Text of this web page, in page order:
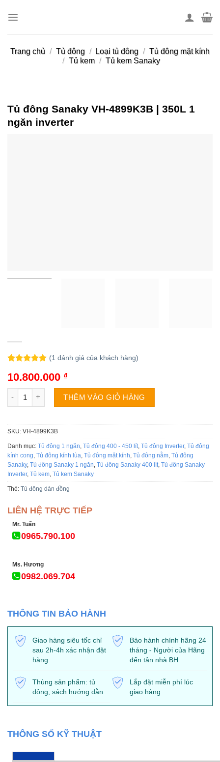
Trang chủ / Tủ đông / Loại tủ đông / Tủ đông mặt kính
/ Tủ kem / Tủ kem Sanaky
Tủ đông Sanaky VH-4899K3B | 350L 1
ngăn inverter
dựa trên
(1 đánh giá của khách hàng)
10.800.000 ₫
Tủ đông Sanaky VH-4899K3B | 350L 1 ngăn inverter số lượng
THÊM VÀO GIỎ HÀNG
SKU: VH-4899K3B
Danh mục: Tủ đông 1 ngăn Tủ đông 400 - 450 lít Tủ đông Inverter, Tủ đông
kính cong Tủ đông kính lùa Tủ đông mặt kính Tủ đông nằm Tủ đông
Sanaky, Tủ đông Sanaky 1 ngăn Tủ đông Sanaky 400 lít Tủ đông Sanaky
Inverter, Tủ kem Tủ kem Sanaky
Thẻ: Tủ đông dàn đồng
LIÊN HỆ TRỰC TIẾP
Mr. Tuấn
0965.790.100
Ms. Hương
0982.069.704
THÔNG TIN BẢO HÀNH
Giao hàng siêu tốc chỉ
sau 2h-4h xác nhận đặt
hàng
Bảo hành chính hãng 24
tháng - Người của Hãng
đến tận nhà BH
Thùng sản phẩm: tủ
đông, sách hướng dẫn
Lắp đặt miễn phí lúc
giao hàng
THÔNG SỐ KỸ THUẬT